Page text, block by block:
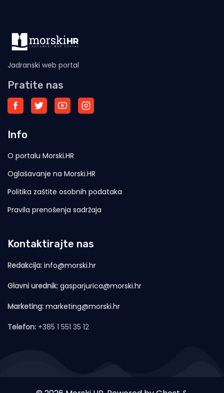
Jadranski web portal
Pratite nas
Info
O portalu Morski.HR
Oglašavanje na Morski.HR
Politika zaštite osobnih podataka
Pravila prenošenja sadržaja
Kontaktirajte nas
Redakcija: info@morski.hr
Glavni urednik: gasparjurica@morski.hr
Marketing: marketing@morski.hr
Telefon: +385 1 551 35 12